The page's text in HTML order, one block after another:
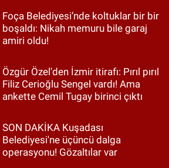
Foça Belediyesi’nde koltuklar bir bir
boşaldı: Nikah memuru bile garaj
amiri oldu!
Özgür Özel'den İzmir itirafı: Pırıl pırıl
Filiz Cerioğlu Sengel vardı! Ama
ankette Cemil Tugay birinci çıktı
SON DAKİKA Kuşadası
Belediyesi'ne üçüncü dalga
operasyonu! Gözaltılar var